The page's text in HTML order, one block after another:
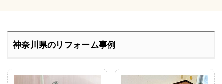
神奈川県のリフォーム事例